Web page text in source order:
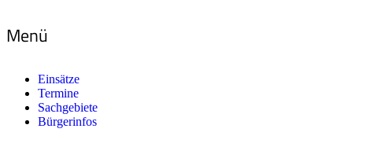
Menü
Einsätze
Termine
Sachgebiete
Bürgerinfos